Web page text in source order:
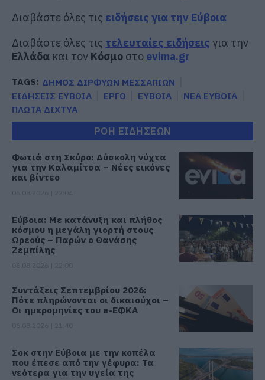
Διαβάστε όλες τις ειδήσεις για την Εύβοια
Διαβάστε όλες τις τελευταίες ειδήσεις για την
Ελλάδα και τον Κόσμο στο evima.gr
TAGS: ΔΗΜΟΣ ΔΙΡΦΥΩΝ ΜΕΣΣΑΠΙΩΝ
ΕΙΔΗΣΕΙΣ ΕΥΒΟΙΑ
ΕΡΓΟ ΕΥΒΟΙΑ
ΝΕΑ ΕΥΒΟΙΑ
ΠΛΩΤΑ ΔΙΧΤΥΑ
ΡΟΗ ΕΙΔΗΣΕΩΝ
Φωτιά στη Σκύρο: Δύσκολη νύχτα
για την Καλαμίτσα – Νέες εικόνες
και βίντεο
Εύβοια: Με κατάνυξη και πλήθος
κόσμου η μεγάλη γιορτή στους
Ωρεούς – Παρών ο Θανάσης
Ζεμπίλης
Συντάξεις Σεπτεμβρίου 2026:
Πότε πληρώνονται οι δικαιούχοι –
Οι ημερομηνίες του e-ΕΦΚΑ
Σοκ στην Εύβοια με την κοπέλα
που έπεσε από την γέφυρα: Τα
νεότερα για την υγεία της